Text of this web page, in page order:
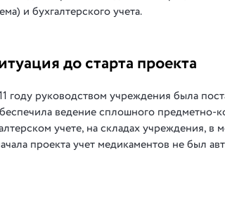
и бухгалтерского учета.
до старта проекта
году руководством учреждения была
ведение сплошного предметно-
учете, на складах учреждения,
проекта учет медикаментов не был